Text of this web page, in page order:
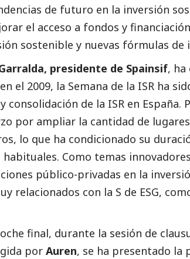
de futuro en la inversión
el acceso a fondos y
sostenible y nuevas fórmulas
presidente de Spainsif, ha
el 2009, la Semana de la ISR ha
consolidación de la ISR en España.
por ampliar la cantidad de
lo que ha condicionado su
habituales. Como temas
público-privadas en la
relacionados con la S de ESG,
final, durante la sesión de
por Auren, se ha presentado la